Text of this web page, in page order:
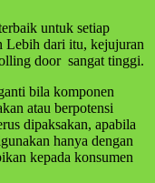
untuk setiap
Lebih dari itu, kejujuran
door sangat tinggi.
bila komponen
atau berpotensi
dipaksakan, apabila
hanya dengan
kepada konsumen